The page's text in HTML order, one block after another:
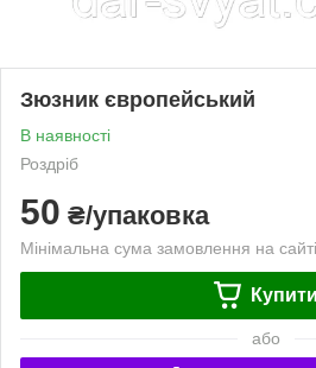
Зюзник європейський
В наявності
Роздріб
50 ₴/упаковка
Мінімальна сума замовлення на
Купити
або